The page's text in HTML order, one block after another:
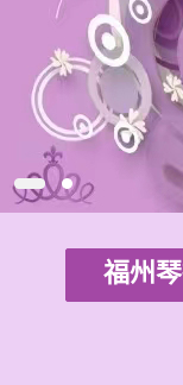
福州